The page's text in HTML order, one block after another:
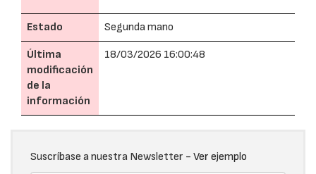
Estado Segunda mano
Última
modificación
de la
información
18/03/2026 16:00:48
Suscríbase a nuestra Newsletter - Ver ejemplo